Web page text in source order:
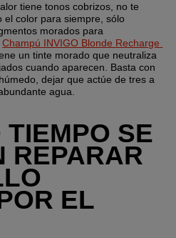
tiene tonos cobrizos, no te
el color para siempre, sólo
morados para
Champú INVIGO Blonde Recharge
un tinte morado que neutraliza
cuando aparecen. Basta con
dejar que actúe de tres a
agua.
SE
REPARAR
EL